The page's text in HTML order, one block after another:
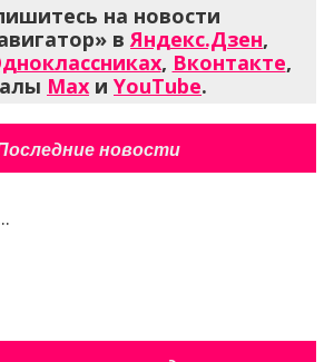
на новости
в Яндекс.Дзен,
, Вконтакте,
Max и YouTube.
новости